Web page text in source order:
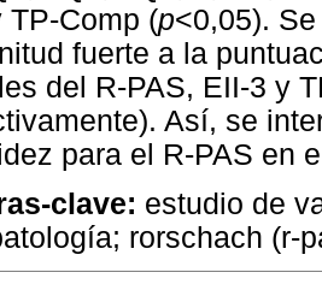
TP-Comp (p<0,05).
fuerte a la
del R-PAS, EII-3 y
Así, se
para el R-PAS en
clave: estudio de
rorschach (r-